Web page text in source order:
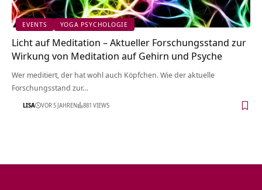
EVENTS YOGA PSYCHOLOGIE
Licht auf Meditation – Aktueller Forschungsstand zur
Wirkung von Meditation auf Gehirn und Psyche
Wer meditiert, der hat wohl auch Köpfchen. Wie der aktuelle
Forschungsstand zur…
LISA VOR 5 JAHREN 881 VIEWS